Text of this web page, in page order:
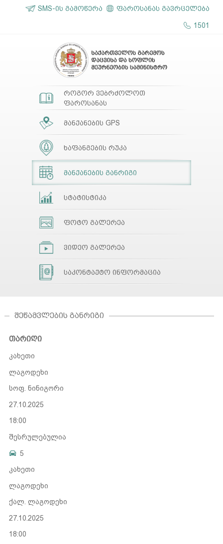
ფაროსანას გავრცელება
SMS-ის გამოწერა
1501
როგორ ვებრძოლოთ
ფაროსანას
მანქანების GPS
ხაფანგების რუკა
მანქანების განრიგი
სტატისტიკა
ფოტო გალერეა
ვიდეო გალერეა
საკონტაქტო ინფორმაცია
ᲨᲔᲬᲐᲛᲕᲚᲔᲑᲘᲡ ᲒᲐᲜᲠᲘᲒᲘ
თარიღი
კახეთი
ლაგოდეხი
სოფ. ნინიგორი
27.10.2025
18:00
შესრულებულია
5
კახეთი
ლაგოდეხი
ქალ. ლაგოდეხი
27.10.2025
18:00